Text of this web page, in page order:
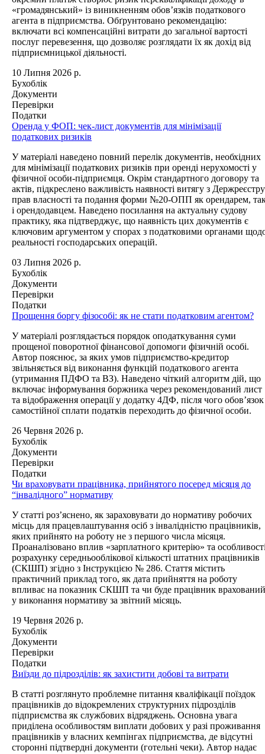
«громадянський» із виникненням обов’язків податкового
агента в підприємства. Обґрунтовано рекомендацію:
включати всі компенсаційні витрати до загальної вартості
послуг перевезення, що дозволяє розглядати їх як дохід від
підприємницької діяльності.
10 Липня 2026 р.
Бухоблік
Документи
Перевірки
Податки
Оренда у ФОП: чек-лист документів для мінімізації
податкових ризиків
У матеріалі наведено повний перелік документів, необхідних
для мінімізації податкових ризиків при оренді нерухомості у
фізичної особи-підприємця. Окрім стандартного договору та
актів, підкреслено важливість наявності витягу з Держреєстру
прав власності та подання форми №20-ОПП як орендарем,
і орендодавцем. Наведено посилання на актуальну судову
практику, яка підтверджує, що наявність цих документів є
ключовим аргументом у спорах з податковими органами
реальності господарських операцій.
03 Липня 2026 р.
Бухоблік
Документи
Перевірки
Податки
Прощення боргу фізособі: як не стати податковим агентом?
У матеріалі розглядається порядок оподаткування суми
прощеної поворотної фінансової допомоги фізичній особі.
Автор пояснює, за яких умов підприємство-кредитор
звільняється від виконання функцій податкового агента
(утримання ПДФО та ВЗ). Наведено чіткий алгоритм дій, що
включає інформування боржника через рекомендований лист
та відображення операції у додатку 4ДФ, після чого обов’язок
самостійної сплати податків переходить до фізичної особи.
26 Червня 2026 р.
Бухоблік
Документи
Перевірки
Податки
Чи враховувати працівника, прийнятого посеред місяця до
“інвалідного” нормативу
У статті роз’яснено, як зараховувати до нормативу робочих
місць для працевлаштування осіб з інвалідністю працівників,
яких прийнято на роботу не з першого числа місяця.
Проаналізовано вплив «зарплатного критерію» та
розрахунку середньооблікової кількості штатних працівників
(СКШП) згідно з Інструкцією № 286. Стаття містить
практичний приклад того, як дата прийняття на роботу
впливає на показник СКШП та чи буде працівник врахований
у виконання нормативу за звітний місяць.
19 Червня 2026 р.
Бухоблік
Документи
Перевірки
Податки
Виїзди до підрозділів: як захистити добові та витрати
В статті розглянуто проблемне питання кваліфікації поїздок
працівників до відокремлених структурних підрозділів
підприємства як службових відряджень. Основна увага
приділена особливостям виплати добових у разі проживання
працівників у власних кемпінгах підприємства, де відсутні
сторонні підтвердні документи (готельні чеки). Автор надає